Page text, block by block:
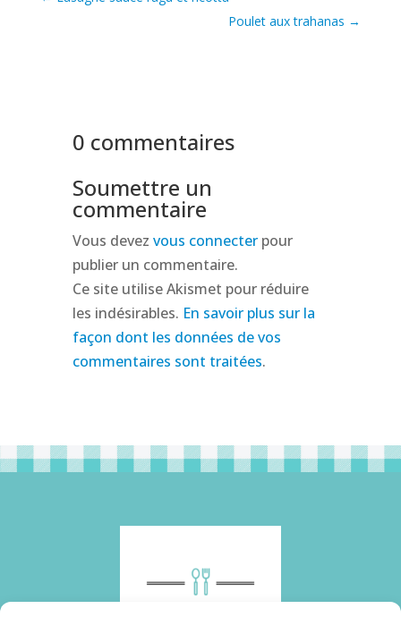
Poulet aux trahanas →
0 commentaires
Soumettre un
commentaire
Vous devez vous connecterpour
publier un commentaire.
Ce site utilise Akismet pour réduire
les indésirables. En savoir plus sur la
façon dont les données de vos
commentaires sont traitées.